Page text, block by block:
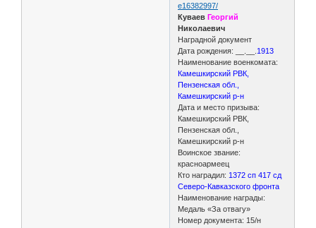
e16382997/
Куваев Георгий
Николаевич
Наградной документ
Дата рождения: __.__. 1913
Наименование военкомата:
Камешкирский РВК,
Пензенская обл.,
Камешкирский р-н
Дата и место призыва:
Камешкирский РВК,
Пензенская обл.,
Камешкирский р-н
Воинское звание:
красноармеец
Кто наградил: 1372 сп 417 сд
Северо-Кавказского фронта
Наименование награды:
Медаль «За отвагу»
Номер документа: 15/н